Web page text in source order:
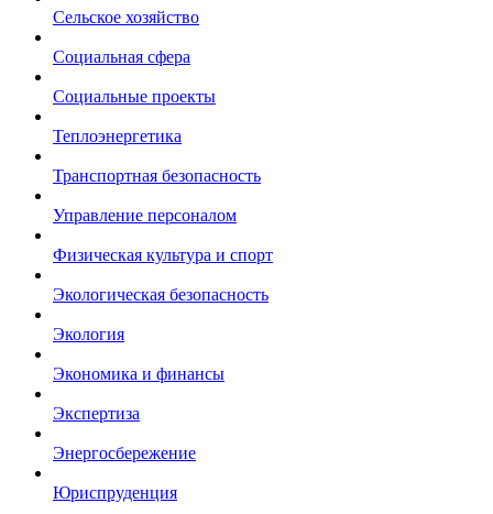
Сельское хозяйство
Социальная сфера
Социальные проекты
Теплоэнергетика
Транспортная безопасность
Управление персоналом
Физическая культура и спорт
Экологическая безопасность
Экология
Экономика и финансы
Экспертиза
Энергосбережение
Юриспруденция